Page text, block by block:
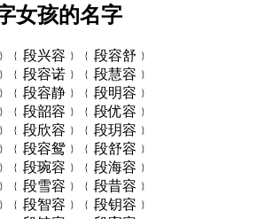
女孩的名字
段兴容﹜﹛段容舒﹜
段容诺﹜﹛段慧容﹜
段容静﹜﹛段明容﹜
段韶容﹜﹛段优容﹜
段欣容﹜﹛段玥容﹜
段容鸳﹜﹛段舒容﹜
段琬容﹜﹛段海容﹜
段雪容﹜﹛段昔容﹜
段智容﹜﹛段钥容﹜